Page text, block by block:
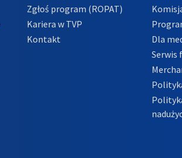
Zgłoś program (ROPAT)
Kariera w TVP
Kontakt
Dla
Serwis